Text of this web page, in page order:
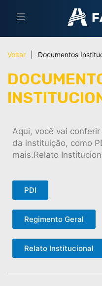
Voltar Documentos
Aqui, você vai
da instituição, como
mais.Relato
PDI
Regimento Geral
Relato Institucional